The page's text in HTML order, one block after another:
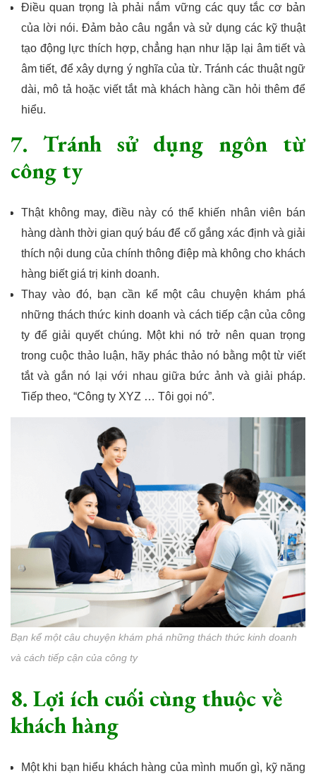
Điều quan trọng là phải nắm vững các quy tắc cơ bản
của lời nói. Đảm bảo câu ngắn và sử dụng các kỹ thuật
tạo động lực thích hợp, chẳng hạn như lặp lại âm tiết và
âm tiết, để xây dựng ý nghĩa của từ. Tránh các thuật ngữ
dài, mô tả hoặc viết tắt mà khách hàng cần hỏi thêm để
hiểu.
7. Tránh sử dụng ngôn từ
công ty
Thật không may, điều này có thể khiến nhân viên bán
hàng dành thời gian quý báu để cố gắng xác định và giải
thích nội dung của chính thông điệp mà không cho khách
hàng biết giá trị kinh doanh.
Thay vào đó, bạn cần kể một câu chuyện khám phá
những thách thức kinh doanh và cách tiếp cận của công
ty để giải quyết chúng. Một khi nó trở nên quan trọng
trong cuộc thảo luận, hãy phác thảo nó bằng một từ viết
tắt và gắn nó lại với nhau giữa bức ảnh và giải pháp.
Tiếp theo, “Công ty XYZ … Tôi gọi nó”.
Bạn kể một câu chuyện khám phá những thách thức kinh doanh
và cách tiếp cận của công ty
8. Lợi ích cuối cùng thuộc về
khách hàng
Một khi bạn hiểu khách hàng của mình muốn gì, kỹ năng